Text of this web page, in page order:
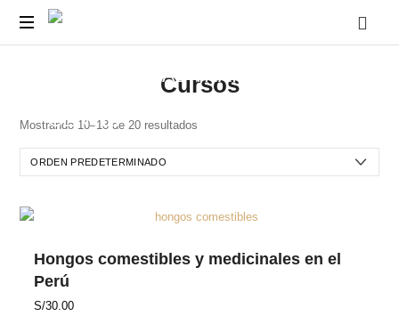
CECA-
EDUCATIONAL-
para
y
Estudiantes
Cursos
Mostrando 10–18 de 20 resultados
Hongos comestibles y medicinales en el
Perú
S/30.00